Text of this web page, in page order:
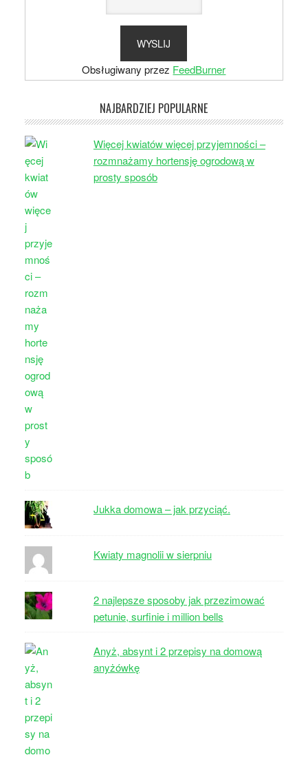
Obsługiwany przez FeedBurner
NAJBARDZIEJ POPULARNE
Więcej kwiatów więcej przyjemności –
rozmnażamy hortensję ogrodową w
prosty sposób
Jukka domowa – jak przyciąć.
Kwiaty magnolii w sierpniu
2 najlepsze sposoby jak przezimować
petunie, surfinie i million bells
Anyż, absynt i 2 przepisy na domową
anyżówkę